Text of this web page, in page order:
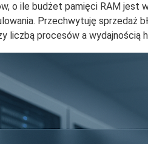
o ile budżet pamięci RAM jest
Przechwytuję sprzedaż
liczbą procesów a wydajnością